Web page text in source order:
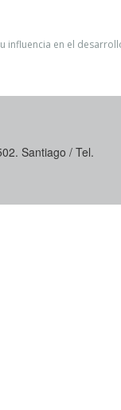
influencia en el
Santiago / Tel.